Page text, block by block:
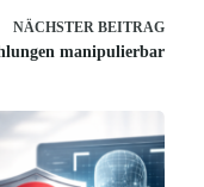
NÄCHSTER BEITRAG
manipulierbar